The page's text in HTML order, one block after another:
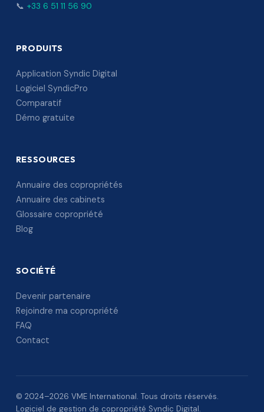
📞 +33 6 51 11 56 90
PRODUITS
Application Syndic Digital
Logiciel SyndicPro
Comparatif
Démo gratuite
RESSOURCES
Annuaire des copropriétés
Annuaire des cabinets
Glossaire copropriété
Blog
SOCIÉTÉ
Devenir partenaire
Rejoindre ma copropriété
FAQ
Contact
© 2024–2026 VME International. Tous droits réservés.
Logiciel de gestion de copropriété Syndic Digital.